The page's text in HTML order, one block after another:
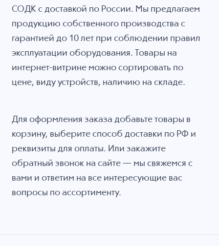
СОДК с доставкой по России. Мы предлагаем
продукцию собственного производства с
гарантией до 10 лет при соблюдении правил
эксплуатации оборудования. Товары на
интернет-витрине можно сортировать по
цене, виду устройств, наличию на складе.
Для оформления заказа добавьте товары в
корзину, выберите способ доставки по РФ и
реквизиты для оплаты. Или закажите
обратный звонок на сайте — мы свяжемся с
вами и ответим на все интересующие вас
вопросы по ассортименту.